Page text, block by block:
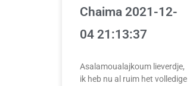
Chaima 2021-12-
04 21:13:37
Asalamoualajkoum lieverdje,
ik heb nu al ruim het volledige